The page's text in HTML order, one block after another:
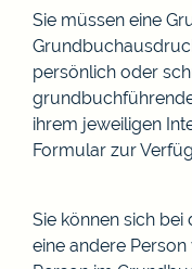
Sie müssen eine
persönlich oder
ihrem jeweiligen
Formular zur
Sie können sich
eine andere